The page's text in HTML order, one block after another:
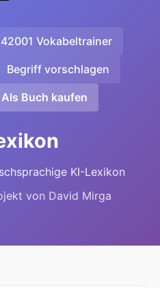
Vokabeltrainer
Begriff vorschlagen
Als Buch kaufen
KI-Lexikon
von David Mirga